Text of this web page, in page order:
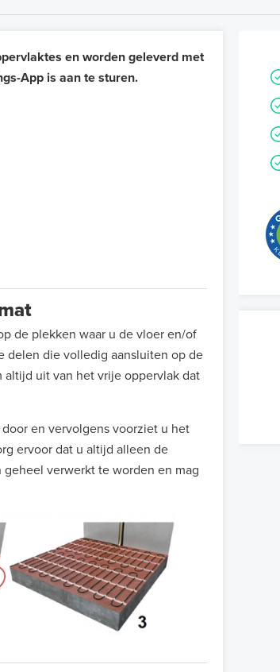
en worden geleverd met
App is aan te sturen.
de plekken waar u de vloer en/of
delen die volledig aansluiten op de
altijd uit van het vrije oppervlak dat
en vervolgens voorziet u het
ervoor dat u altijd alleen de
verwerkt te worden en mag